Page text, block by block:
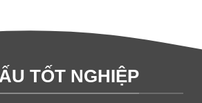
TỐT NGHIỆP